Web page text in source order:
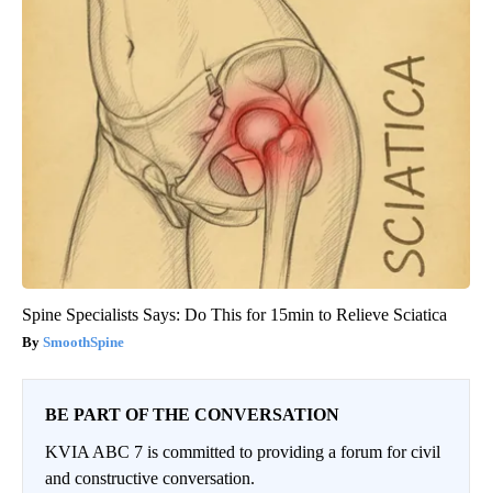
Spine Specialists Says: Do This for 15min to Relieve Sciatica
SmoothSpine
BE PART OF THE CONVERSATION
KVIA ABC 7 is committed to providing a forum for civil
and constructive conversation.